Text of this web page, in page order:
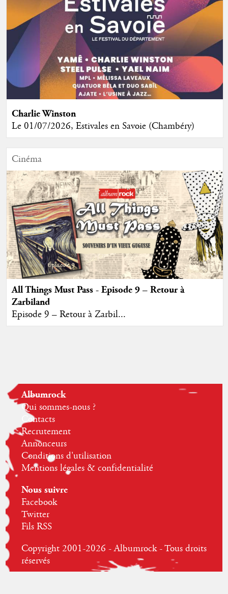
Charlie Winston
Le 01/07/2026, Estivales en Savoie (Chambéry)
Cinéma
All Things Must Pass - Episode 9 – Retour à
Zarbiland
Episode 9 – Retour à Zarbil...
Albumrock
Qui sommes-nous ?
Contacts
Recrutement
Annonceurs
Conditions d'utilisation
Mentions légales & confidentialité
Nous suivre
Facebook
Twitter
Fils RSS
Copyright 2001-2026 - Albumrock - Tous droits
réservés